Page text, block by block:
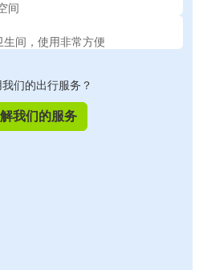
间
生间，使用非常方便
们的出行服务？
我们的服务